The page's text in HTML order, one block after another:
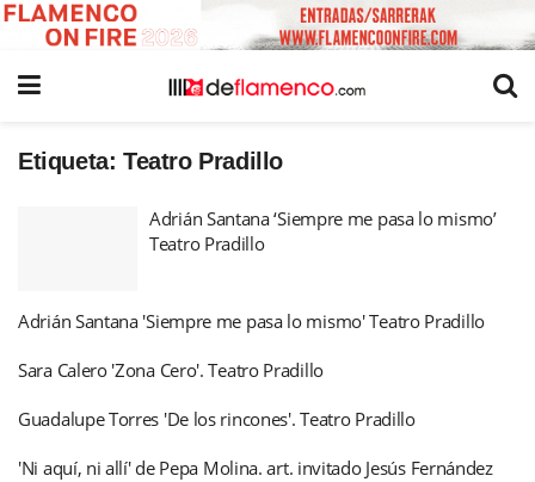
Etiqueta: Teatro Pradillo
Adrián Santana ‘Siempre me pasa lo mismo’
Teatro Pradillo
Adrián Santana 'Siempre me pasa lo mismo' Teatro Pradillo
Sara Calero 'Zona Cero'. Teatro Pradillo
Guadalupe Torres 'De los rincones'. Teatro Pradillo
'Ni aquí, ni allí' de Pepa Molina. art. invitado Jesús Fernández